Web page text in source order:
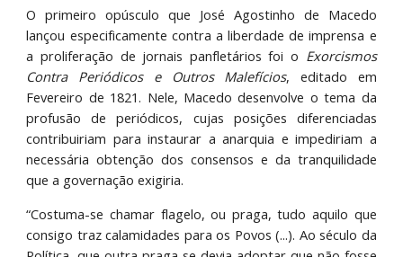
O primeiro opúsculo que José Agostinho de Macedo
lançou especificamente contra a liberdade de imprensa e
a proliferação de jornais panfletários foi o Exorcismos
Contra Periódicos e Outros Malefícios, editado em
Fevereiro de 1821. Nele, Macedo desenvolve o tema da
profusão de periódicos, cujas posições diferenciadas
contribuiriam para instaurar a anarquia e impediriam a
necessária obtenção dos consensos e da tranquilidade
que a governação exigiria.
“Costuma-se chamar flagelo, ou praga, tudo aquilo que
consigo traz calamidades para os Povos (...). Ao século da